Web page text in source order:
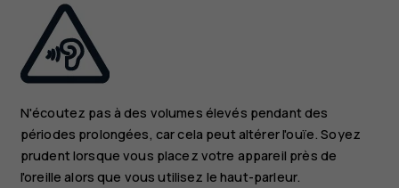
N'écoutez pas à des volumes élevés pendant des
périodes prolongées, car cela peut altérer l'ouïe. Soyez
prudent lorsque vous placez votre appareil près de
l'oreille alors que vous utilisez le haut-parleur.